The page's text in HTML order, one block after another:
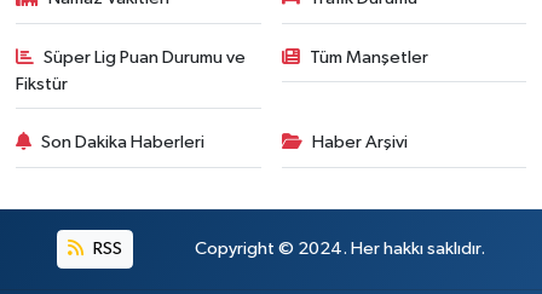
Süper Lig Puan Durumu ve
Fikstür
Tüm Manşetler
Son Dakika Haberleri Haber Arşivi
RSS Copyright © 2024. Her hakkı saklıdır.